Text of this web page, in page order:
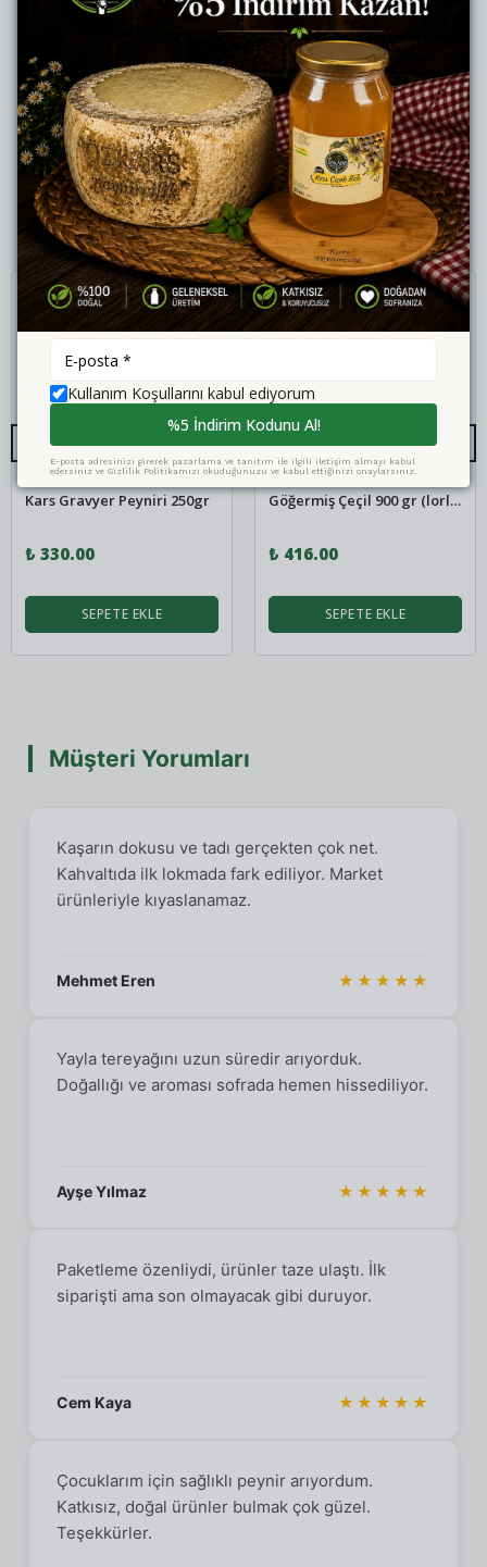
Yorumlar Yorum Yap
Bu ürün için henüz yorum yapılmamış.
Kars Gravyer Peyniri 250gr
₺ 330.00
SEPETE EKLE
Göğermiş Çeçil 900 gr (lorlu)
₺ 416.00
SEPETE EKLE
Müşteri Yorumları
Kaşarın dokusu ve tadı gerçekten çok net.
Kahvaltıda ilk lokmada fark ediliyor. Market
ürünleriyle kıyaslanamaz.
Mehmet Eren ★★★★★
Yayla tereyağını uzun süredir arıyorduk.
Doğallığı ve aroması sofrada hemen hissediliyor.
Ayşe Yılmaz ★★★★★
Paketleme özenliydi, ürünler taze ulaştı. İlk
siparişti ama son olmayacak gibi duruyor.
Cem Kaya ★★★★★
Çocuklarım için sağlıklı peynir arıyordum.
Katkısız, doğal ürünler bulmak çok güzel.
Teşekkürler.
Kullanım Koşullarını kabul ediyorum
%5 İndirim Kodunu Al!
E-posta adresinizi girerek pazarlama ve tanıtım ile ilgili iletişim almayı kabul
edersiniz ve Gizlilik Politikamızı okuduğunuzu ve kabul ettiğinizi onaylarsınız.